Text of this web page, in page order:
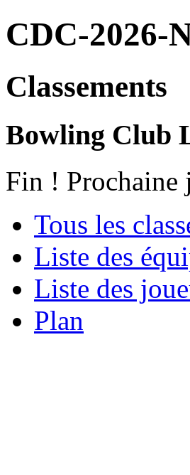
CDC-2026-
Classements
Bowling Club
Fin ! Prochaine
Tous les
Liste des
Liste des
Plan